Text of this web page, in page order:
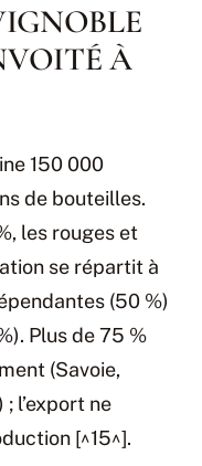
À
150 000
de bouteilles.
les rouges et
se répartit à
(50 %)
Plus de 75 %
(Savoie,
l’export ne
[^15^].